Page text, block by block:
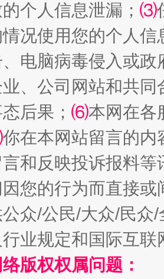
成刚被判无期 从幼
来了！等你上场
个人信息泄漏； ⑶
况使用您的个人
电脑病毒侵入或
、公司网站和共
后果； ⑹本网在各
你在本网站留言的内
和反映投诉报料
您的行为而直接
众/公民/大众/民
业规定和国际互
版权权属问题：